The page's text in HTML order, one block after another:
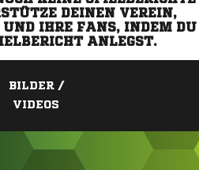
DEINEN VEREIN,
IHRE FANS, INDEM DU
ANLEGST.
BILDER /
VIDEOS